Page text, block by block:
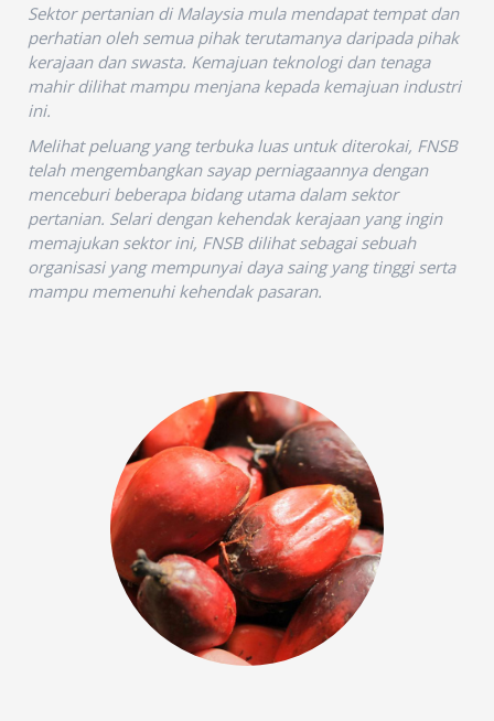
Sektor pertanian di Malaysia mula mendapat tempat dan
perhatian oleh semua pihak terutamanya daripada pihak
kerajaan dan swasta. Kemajuan teknologi dan tenaga
mahir dilihat mampu menjana kepada kemajuan industri
ini.
Melihat peluang yang terbuka luas untuk diterokai, FNSB
telah mengembangkan sayap perniagaannya dengan
menceburi beberapa bidang utama dalam sektor
pertanian. Selari dengan kehendak kerajaan yang ingin
memajukan sektor ini, FNSB dilihat sebagai sebuah
organisasi yang mempunyai daya saing yang tinggi serta
mampu memenuhi kehendak pasaran.